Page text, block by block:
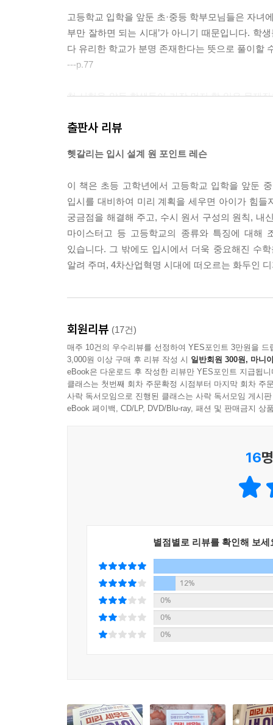
고등학교 입학을 앞둔 초·중등 학부모님들은 자녀
부만 잘하면 되는 시대’가 아니기 때문입니다. 학
다 유리한 학교가 분명 존재한다는 뜻으로 풀이할
---p.77
첫 시험을 앞둔 학생들이 가장 먼저 할 일은 문제
---p.107
공부를 하다 보면 가장 큰 문제는 내가 지금 어느
목입니다.
---p.109
시험 계획표를 세웠다고 하더라도 중간에 학습이
소감을 작성하는 일이 필수입니다. 시험 후에는
서 스스로 반성하거나 혹은 자랑스러워할 수 있는
때 수에 약하거나 수학을 싫어하는 모습이 보인다
되어 줄 수 없습니다. 한 번 ‘수포자’가 되어 수학
이일수록 페이스 조절을 하며 힘들지 않게, 하지
---p.139
답 맞히기보다 중요한 것은 풀이 과정을 이해하는
입시에서 한쪽에 반드시 유리하게만 작용하는 것
만약 아이의 어휘력이 부족하다는 것을 발견했
라면 언어 노출을 통해 앞으로 점차 성장해 나가
요즘 입시에서 갈수록 중요해지고 있는 것은 학
우리 아이들이 다니고 있는 학교와 교육은 이미
출판사 리뷰
헷갈리는 입시 설계 원 포인트 레슨
이 책은 초등 고학년에서 고등학교 입학을 앞둔
입시를 대비하여 미리 계획을 세우면 아이가 힘
궁금점을 해결해 주고, 수시 원서 구성의 원칙, 내
마이스터고 등 고등학교의 종류와 특징에 대해
있습니다. 그 밖에도 입시에서 더욱 중요해진 수
알려 주며, 4차산업혁명 시대에 떠오르는 화두인
회원리뷰 (17건)
매주 10건의 우수리뷰를 선정하여 YES포인트 3만원을 드
3,000원 이상 구매 후 리뷰 작성 시 일반회원 300원, 마니
eBook은 다운로드 후 작성한 리뷰만 YES포인트 지급됩니
클래스는 첫번째 회차 주문확정 시점부터 마지막 회차 주
사락 독서모임으로 진행된 클래스는 사락 독서모임 게시
eBook 페이백, CD/LP, DVD/Blu-ray, 패션 및 판매금지 상
16
별점별로 리뷰를 확인해 보세
12%
0%
0%
0%